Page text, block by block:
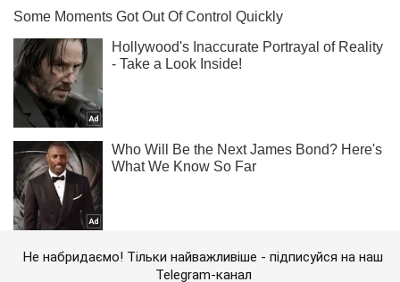
Не набридаємо! Тільки найважливіше - підписуйся на наш
Telegram-канал